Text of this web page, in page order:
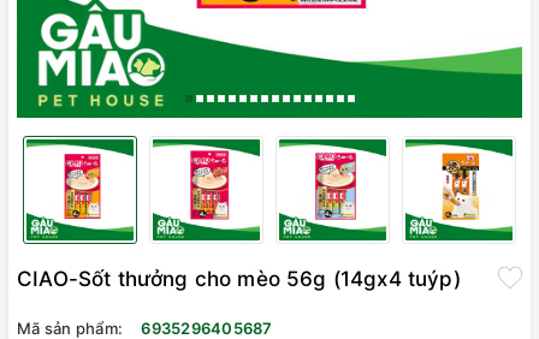
CIAO-Sốt thưởng cho mèo 56g (14gx4 tuýp)
Mã sản phẩm:
6935296405687